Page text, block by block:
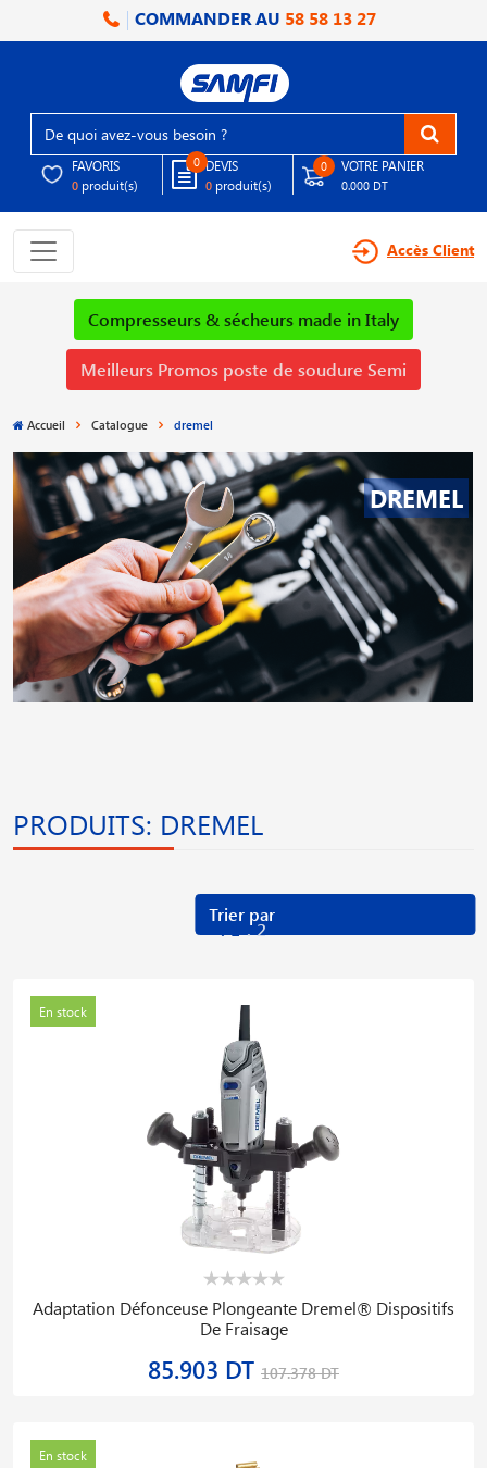
COMMANDER AU 58 58 13 27
FAVORIS
0 produit(s)
0 DEVIS
0 produit(s)
0 VOTRE PANIER
0.000 DT
Accès Client
Compresseurs & sécheurs made in Italy
Meilleurs Promos poste de soudure Semi
Accueil Catalogue dremel
DREMEL
PRODUITS: DREMEL
1 2
En stock
Adaptation Défonceuse Plongeante Dremel® Dispositifs
De Fraisage
85.903 DT 107.378 DT
En stock